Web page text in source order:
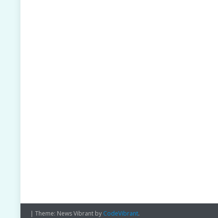
| Theme: News Vibrant by CodeVibrant.